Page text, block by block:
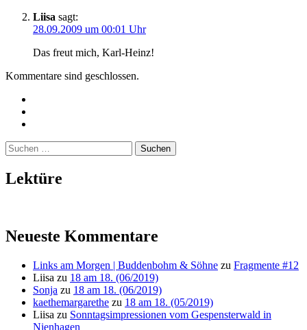
Liisa sagt:
28.09.2009 um 00:01 Uhr
Das freut mich, Karl-Heinz!
Kommentare sind geschlossen.
Suchen
nach:
Lektüre
Neueste Kommentare
Links am Morgen | Buddenbohm & Söhne zu Fragmente #12
Liisa zu 18 am 18. (06/2019)
Sonja zu 18 am 18. (06/2019)
kaethemargarethe zu 18 am 18. (05/2019)
Liisa zu Sonntagsimpressionen vom Gespensterwald in
Nienhagen